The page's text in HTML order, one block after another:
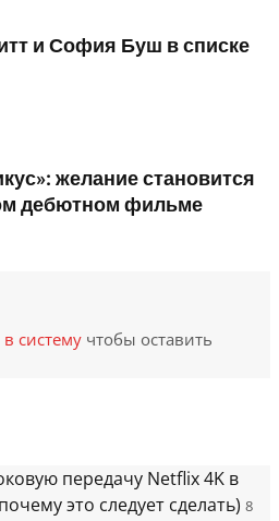
и София Буш в списке
желание становится
дебютном фильме
систему чтобы оставить
передачу Netflix 4K в
это следует сделать) 8